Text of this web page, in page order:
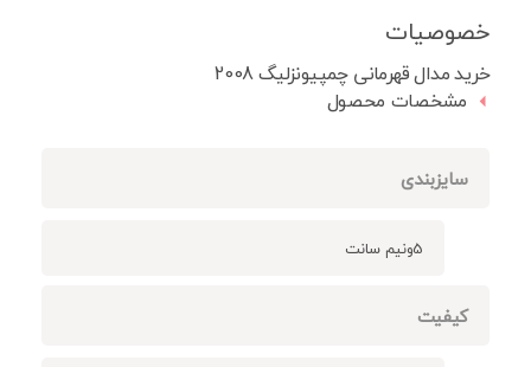
خصوصیات
خرید مدال قهرمانی چمپیونزلیگ 2008
مشخصات محصول
سایزبندی
5ونیم سانت
کیفیت